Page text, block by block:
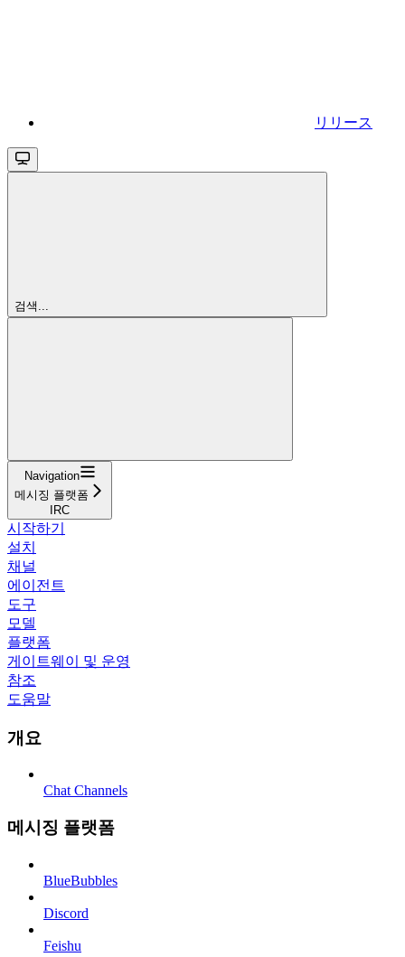
リリース
검색...
Navigation
메시징 플랫폼
IRC
시작하기
설치
채널
에이전트
도구
모델
플랫폼
게이트웨이 및 운영
참조
도움말
개요
Chat Channels
메시징 플랫폼
BlueBubbles
Discord
Feishu